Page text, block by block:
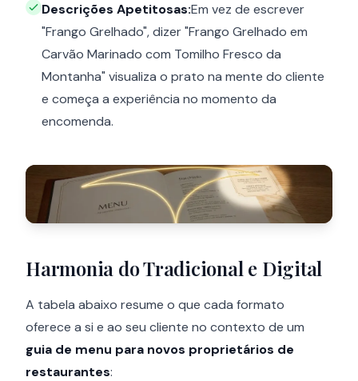
Descrições Apetitosas:Em vez de escrever
"Frango Grelhado", dizer "Frango Grelhado em
Carvão Marinado com Tomilho Fresco da
Montanha" visualiza o prato na mente do cliente
e começa a experiência no momento da
encomenda.
Harmonia do Tradicional e Digital
A tabela abaixo resume o que cada formato
oferece a si e ao seu cliente no contexto de um
guia de menu para novos proprietários de
restaurantes: